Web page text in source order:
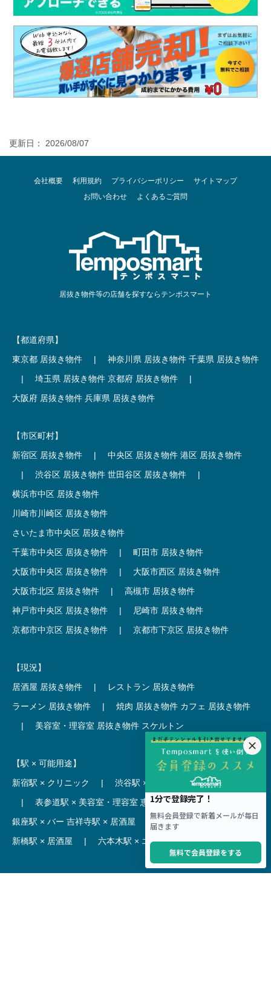
更新日： 2026/08/07
会社概要 利用規約 プライバシーポリシー
サイトマップ
お問い合わせ
よくあるご質問
居抜き物件等の店舗を探すならテンポスマート
【都道府県】
東京都 居抜き物件
| 神奈川県 居抜き物件 千葉県 居抜き物件
|
埼玉県 居抜き物件 京都府 居抜き物件
|
大阪府 居抜き物件 兵庫県 居抜き物件
【市区町村】
新宿区 居抜き物件
| 中央区 居抜き物件 港区 居抜き物件
|
渋谷区 居抜き物件 世田谷区 居抜き物件
|
横浜市中区 居抜き物件
川崎市川崎区 居抜き物件
さいたま市中央区 居抜き物件
千葉市中央区 居抜き物件
|
町田市 居抜き物件
大阪市中央区 居抜き物件
|
大阪市西区 居抜き物件
大阪市北区 居抜き物件
|
高槻市 居抜き物件
神戸市中央区 居抜き物件
|
尼崎市 居抜き物件
京都市中京区 居抜き物件
| 京都市下京区 居抜き物件
【現況】
居酒屋 居抜き物件
|
レストラン 居抜き物件
ラーメン 居抜き物件
| 焼肉 居抜き物件 カフェ 居抜き物件
|
美容室・理容室 居抜き物件 スケルトン
【駅 × 可能用途】
新宿駅 × クリニック
| 渋谷駅 × カフェ
池袋駅 × ラーメン
|
表参道駅 × 美容室・理容室 恵比寿駅 × レストラン
銀座駅 × バー 吉祥寺駅 × 居酒屋
麻布十番駅 × レストラン
新橋駅 × 居酒屋
| 六本木駅 × エステ・マッサージ・サロン